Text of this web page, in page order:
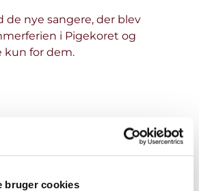
bruger cookies
de nye sangere, der blev
i Pigekoret og
kun for dem.